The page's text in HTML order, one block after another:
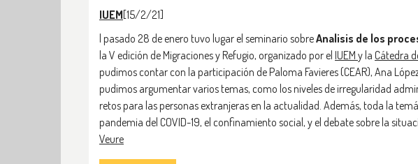
IUEM[15/2/21]
l pasado 28 de enero tuvo lugar el seminario sobreAnalisis de los
la V edición de Migraciones y Refugio, organizado por el IUEM y la Cátedra
pudimos contar con la participación de Paloma Favieres (CEAR), Ana
pudimos argumentar varios temas, como los niveles de irregularidad
retos para las personas extranjeras en la actualidad. Además, toda la
pandemia del COVID-19, el confinamiento social, y el debate sobre la
Veure